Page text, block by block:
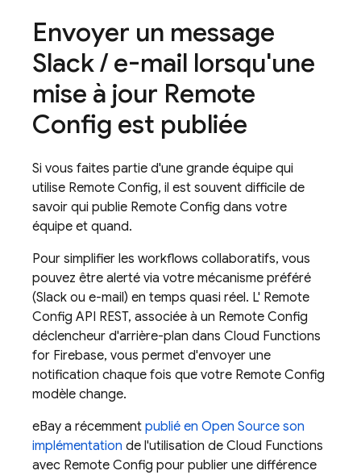
Envoyer un message
Slack/e-mail lorsqu'une
mise à jour Remote
Config est publiée
Si vous faites partie d'une grande équipe qui
utilise Remote Config, il est souvent difficile de
savoir qui publie Remote Config dans votre
équipe et quand.
Pour simplifier les workflows collaboratifs, vous
pouvez être alerté via votre mécanisme préféré
(Slack ou e-mail) en temps quasi réel. L' Remote
Config API REST, associée à un Remote Config
déclencheur d'arrière-plan dans Cloud Functions
for Firebase, vous permet d'envoyer une
notification chaque fois que votre Remote Config
modèle change.
eBay a récemment publié en Open Source son
implémentation de l'utilisation de Cloud Functions
avec Remote Config pour publier une différence